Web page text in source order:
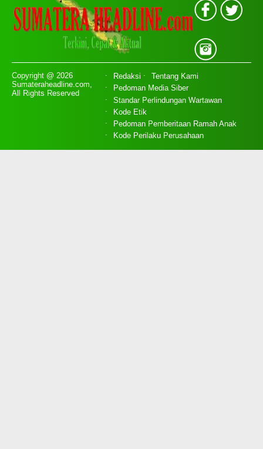
Copyright @ 2026
Sumateraheadline.com,
All Rights Reserved
Redaksi
Tentang Kami
Pedoman Media Siber
Standar Perlindungan Wartawan
Kode Etik
Pedoman Pemberitaan Ramah Anak
Kode Perilaku Perusahaan